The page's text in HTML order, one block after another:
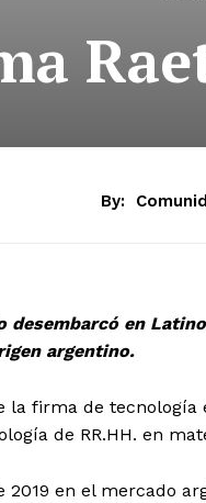
By:
en
argentino.
la firma de
de RR.HH. en
en el mercado